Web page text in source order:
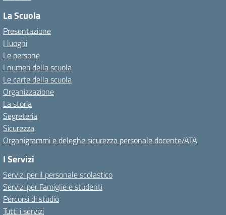
La Scuola
Presentazione
I luoghi
Le persone
I numeri della scuola
Le carte della scuola
Organizzazione
La storia
Segreteria
Sicurezza
Organigrammi e deleghe sicurezza personale docente/ATA
I Servizi
Servizi per il personale scolastico
Servizi per Famiglie e studenti
Percorsi di studio
Tutti i servizi